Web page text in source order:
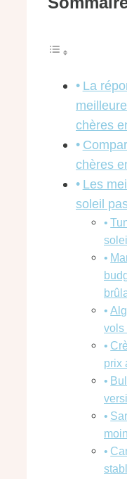
La
chères
chères
Les
soleil
vols
prix